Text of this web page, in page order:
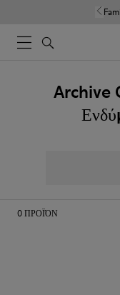
Archive
0ΠΡΟΪΌΝ